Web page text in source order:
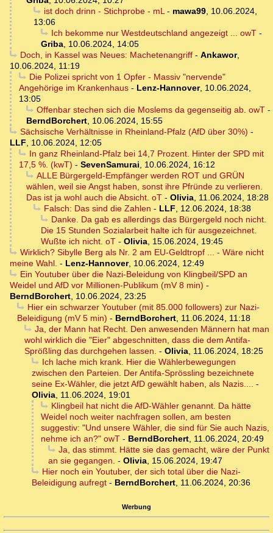
ist doch drinn - Stichprobe - mL- mawa99, 10.06.2024,
13:06
Ich bekomme nur Westdeutschland angezeigt ... owT-
Griba, 10.06.2024, 14:05
Doch, in Kassel was Neues: Machetenangriff- Ankawor,
10.06.2024, 11:19
Die Polizei spricht von 1 Opfer - Massiv "nervende"
Angehörige im Krankenhaus - Lenz-Hannover, 10.06.2024,
13:05
Offenbar stechen sich die Moslems da gegenseitig ab. owT-
BerndBorchert, 10.06.2024, 15:55
Sächsische Verhältnisse in Rheinland-Pfalz (AfD über 30%) -
LLF, 10.06.2024, 12:05
In ganz Rheinland-Pfalz bei 14,7 Prozent. Hinter der SPD mit
17,5 %. (kwT) - SevenSamurai, 10.06.2024, 16:12
ALLE Bürgergeld-Empfänger werden ROT und GRÜN
wählen, weil sie Angst haben, sonst ihre Pfründe zu verlieren.
Das ist ja wohl auch die Absicht. oT - Olivia, 11.06.2024, 18:28
Falsch: Das sind die Zahlen - LLF, 12.06.2024, 18:38
Danke. Da gab es allerdings das Bürgergeld noch nicht.
Die 15 Stunden Sozialarbeit halte ich für ausgezeichnet.
Wußte ich nicht. oT - Olivia, 15.06.2024, 19:45
Wirklich? Sibylle Berg als Nr. 2 am EU-Geldtropf ... - Wäre nicht
meine Wahl. - Lenz-Hannover, 10.06.2024, 12:49
Ein Youtuber über die Nazi-Beleidung von Klingbeil/SPD an
Weidel und AfD vor Millionen-Publikum (mV 8 min) -
BerndBorchert, 10.06.2024, 23:25
Hier ein schwarzer Youtuber (mit 85.000 followers) zur Nazi-
Beleidigung (mV 5 min) - BerndBorchert, 11.06.2024, 11:18
Ja, der Mann hat Recht. Den anwesenden Männern hat man
wohl wirklich die "Eier" abgeschnitten, dass die dem Antifa-
Sprößling das durchgehen lassen. - Olivia, 11.06.2024, 18:25
Ich lache mich krank. Hier die Wählerbewegungen
zwischen den Parteien. Der Antifa-Sprössling bezeichnete
seine Ex-Wähler, die jetzt AfD gewählt haben, als Nazis.... -
Olivia, 11.06.2024, 19:01
Klingbeil hat nicht die AfD-Wähler genannt. Da hätte
Weidel noch weiter nachfragen sollen, am besten
suggestiv: "Und unsere Wähler, die sind für Sie auch Nazis,
nehme ich an?" owT - BerndBorchert, 11.06.2024, 20:49
Ja, das stimmt. Hätte sie das gemacht, wäre der Punkt
an sie gegangen. - Olivia, 15.06.2024, 19:47
Hier noch ein Youtuber, der sich total über die Nazi-
Beleidigung aufregt - BerndBorchert, 11.06.2024, 20:36
Werbung